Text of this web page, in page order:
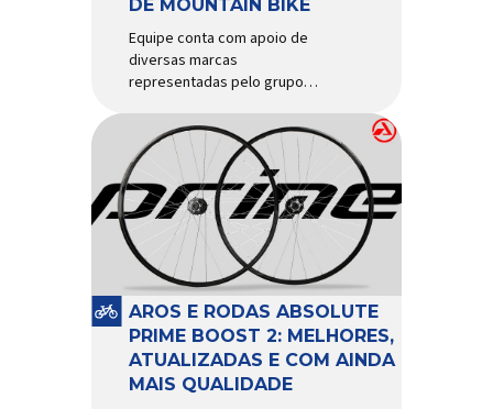
DE MOUNTAIN BIKE
Equipe conta com apoio de
diversas marcas
representadas pelo grupo
Finish Lline, Park Tool, Protaper
e Zéfal Histórico. Assim pode
ser definida a participação da
Squadra Oggi no Campeonato
Brasileiro de Mountain Bike
2026, realizado em São José
dos Campos-SP entre os dias
23 e 26 de julho. Com cinco […]
AROS E RODAS ABSOLUTE
PRIME BOOST 2: MELHORES,
ATUALIZADAS E COM AINDA
MAIS QUALIDADE